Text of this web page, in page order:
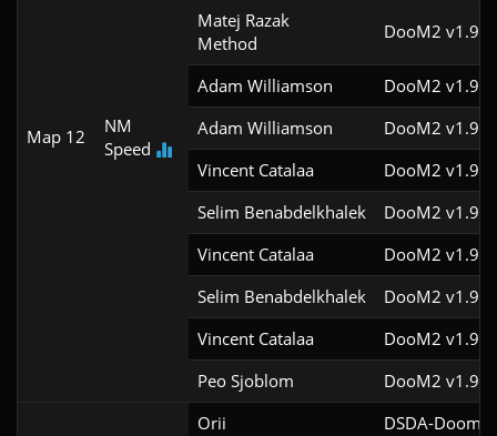
Map 12
NM
Speed
Matej Razak
Method
DooM2 v1.9
Adam Williamson
DooM2 v1.9f
Adam Williamson
DooM2 v1.9f
Vincent Catalaa
DooM2 v1.9f
Selim Benabdelkhalek
DooM2 v1.9f
Vincent Catalaa
DooM2 v1.9f
Selim Benabdelkhalek
DooM2 v1.9f
Vincent Catalaa
DooM2 v1.9f
Peo Sjoblom
DooM2 v1.9f
Orii
DSDA-Doom